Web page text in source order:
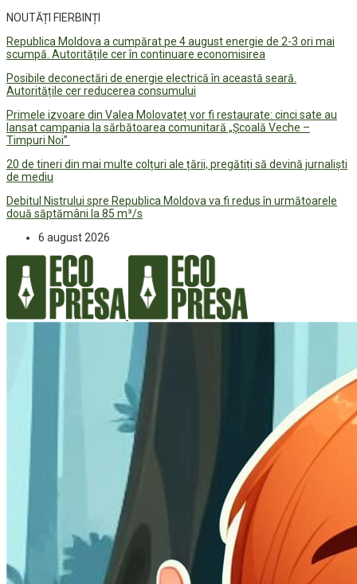
NOUTĂȚI FIERBINȚI
Republica Moldova a cumpărat pe 4 august energie de 2-3 ori mai
scumpă. Autoritățile cer în continuare economisirea
Posibile deconectări de energie electrică în această seară.
Autoritățile cer reducerea consumului
Primele izvoare din Valea Molovateț vor fi restaurate: cinci sate au
lansat campania la sărbătoarea comunitară „Școală Veche –
Timpuri Noi”
20 de tineri din mai multe colțuri ale țării, pregătiți să devină jurnaliști
de mediu
Debitul Nistrului spre Republica Moldova va fi redus în următoarele
două săptămâni la 85 m³/s
6 august 2026